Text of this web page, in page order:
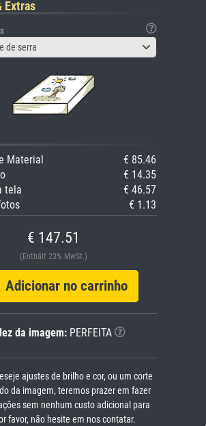
Extras
de serra
Material
€ 85.46
€ 14.35
tela
€ 46.57
€ 1.13
€ 147.51
(Enthält 23% MwSt.)
no carrinho
da imagem: PERFEITA
ajustes de brilho e cor, ou um corte
da imagem, teremos prazer em fazer
sem nenhum custo adicional para
favor, não hesite em nos contatar.